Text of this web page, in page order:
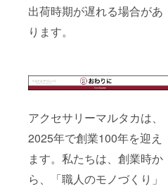
出荷時期が遅れる場合があ
ります。
アクセサリーマルタカは、
2025年で創業100年を迎え
ます。私たちは、創業時か
ら、「職人のモノづくり」